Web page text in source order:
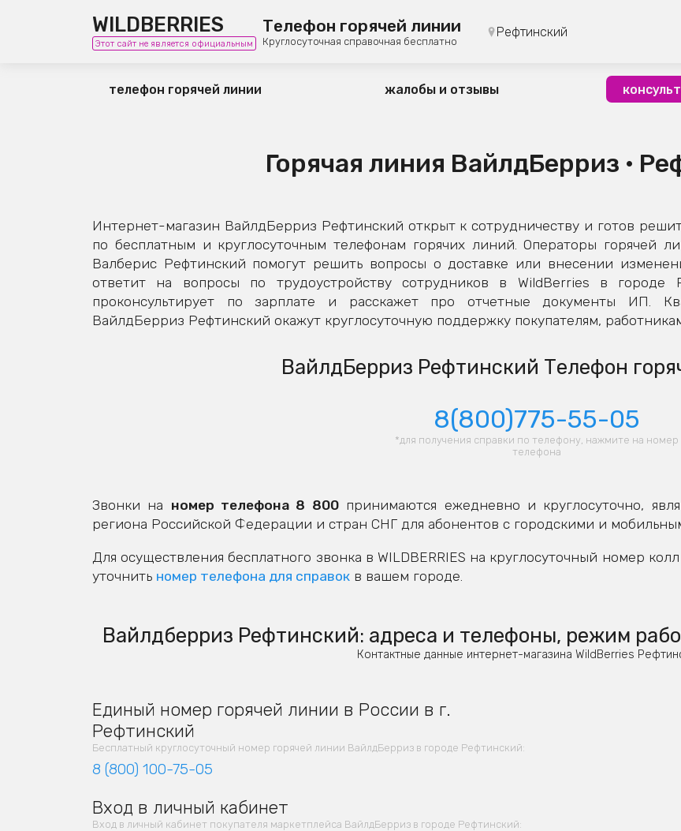
WILDBERRIES
Этот сайт не является официальным
Телефон горячей линии
Круглосуточная справочная бесплатно
Рефтинский
телефон горячей линии жалобы и отзывы
Горячая линия ВайлдБерриз •
Интернет-магазин ВайлдБерриз Рефтинский открыт к сотрудничеству и готов
по бесплатным и круглосуточным телефонам горячих линий. Операторы горячей
Валберис Рефтинский помогут решить вопросы о доставке или внесении
ответит на вопросы по трудоустройству сотрудников в WildBerries в городе
проконсультирует по зарплате и расскажет про отчетные документы ИП.
ВайлдБерриз Рефтинский окажут круглосуточную поддержку покупателям,
ВайлдБерриз Рефтинский Телефон
8(800)775-55-05
*для получения справки по телефону, нажмите на номер
телефона
Звонки на номер телефона 8 800принимаются ежедневно и круглосуточно,
региона Российской Федерации и стран СНГ для абонентов с городскими и
Для осуществления бесплатного звонка в WILDBERRIES на круглосуточный номер
уточнить номер телефона для справок в вашем городе.
Вайлдберриз Рефтинский: адреса и телефоны, режим
Контактные данные интернет-магазина WildBerries
Единый номер горячей линии в России в г.
Рефтинский
Бесплатный круглосуточный номер горячей линии ВайлдБерриз в городе Рефтинский:
8 (800) 100-75-05
Вход в личный кабинет
Вход в личный кабинет покупателя маркетплейса ВайлдБерриз в городе Рефтинский: